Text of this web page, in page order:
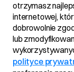
Aktualności/2020
otrzymasz
internetowej,
dobrowolnie
lub
polityce